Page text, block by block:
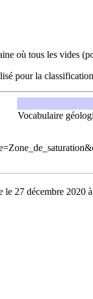
où tous les vides
pour la
Vocabulaire
le 27 décembre 2020